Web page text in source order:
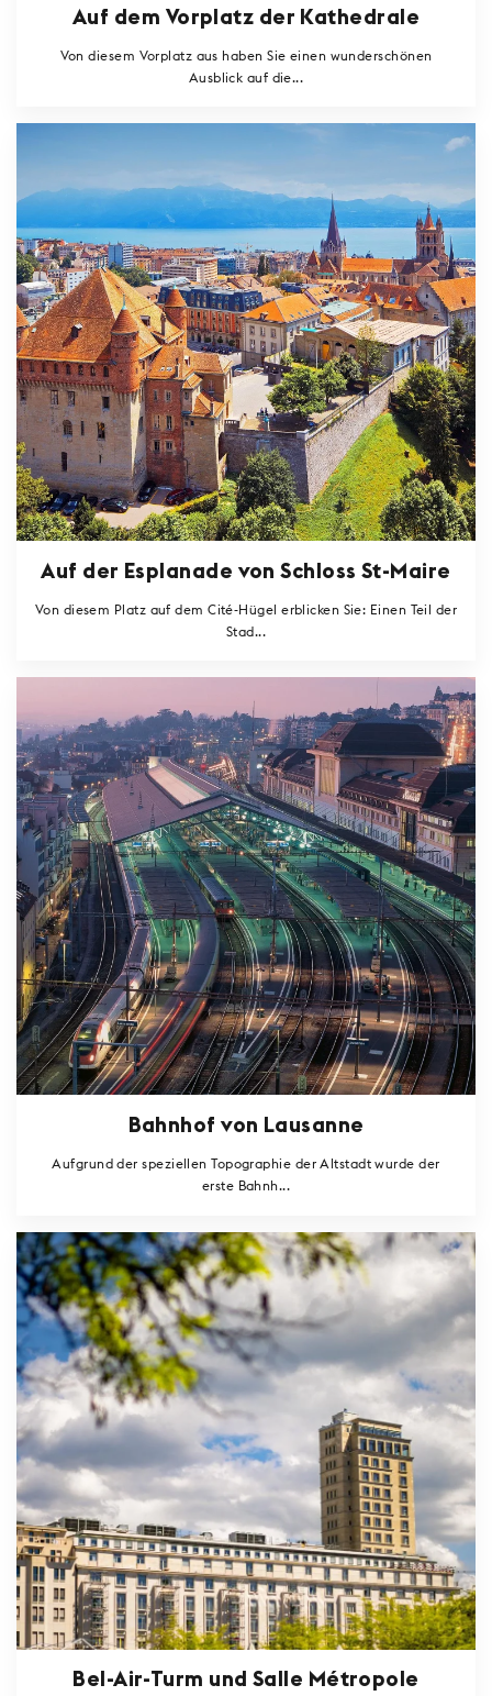
Auf dem Vorplatz der Kathedrale
Von diesem Vorplatz aus haben Sie einen wunderschönen
Ausblick auf die...
Auf der Esplanade von Schloss St-Maire
Von diesem Platz auf dem Cité-Hügel erblicken Sie: Einen Teil der
Stad...
Bahnhof von Lausanne
Aufgrund der speziellen Topographie der Altstadt wurde der
erste Bahnh...
Bel-Air-Turm und Salle Métropole